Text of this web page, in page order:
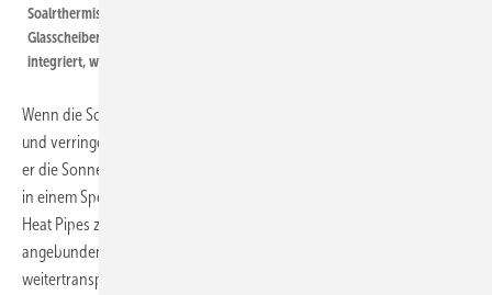
Soalrthermische Jalousie Detail | Die Lamellen werden zwischen
Glasscheiben eingebettet . Zudem ist die Jalousie in ein Fassadenelement
integriert, wodurch sie sich perfekt in das Gesamtbild einfügt.
Wenn die Sonne aber auf die Fassade knallt, schließt er sie Jalousie
und verringert so den Wärmeeintrag ins Gebäude. Gleichzeitig nutzt
er die Sonneneinstrahlung optimal aus, um Wärme zu produzieren, die
in einem Speicher gelagert wird. Die so erzeugte Wärme wird über die
Heat Pipes zur Seite der Lamelle transportiert und über einen dort
angebundenen vertikalen Sammelkanal zum Speicher
weitertransportiert. Der Kollektor wird einfach wie eine ganz normale